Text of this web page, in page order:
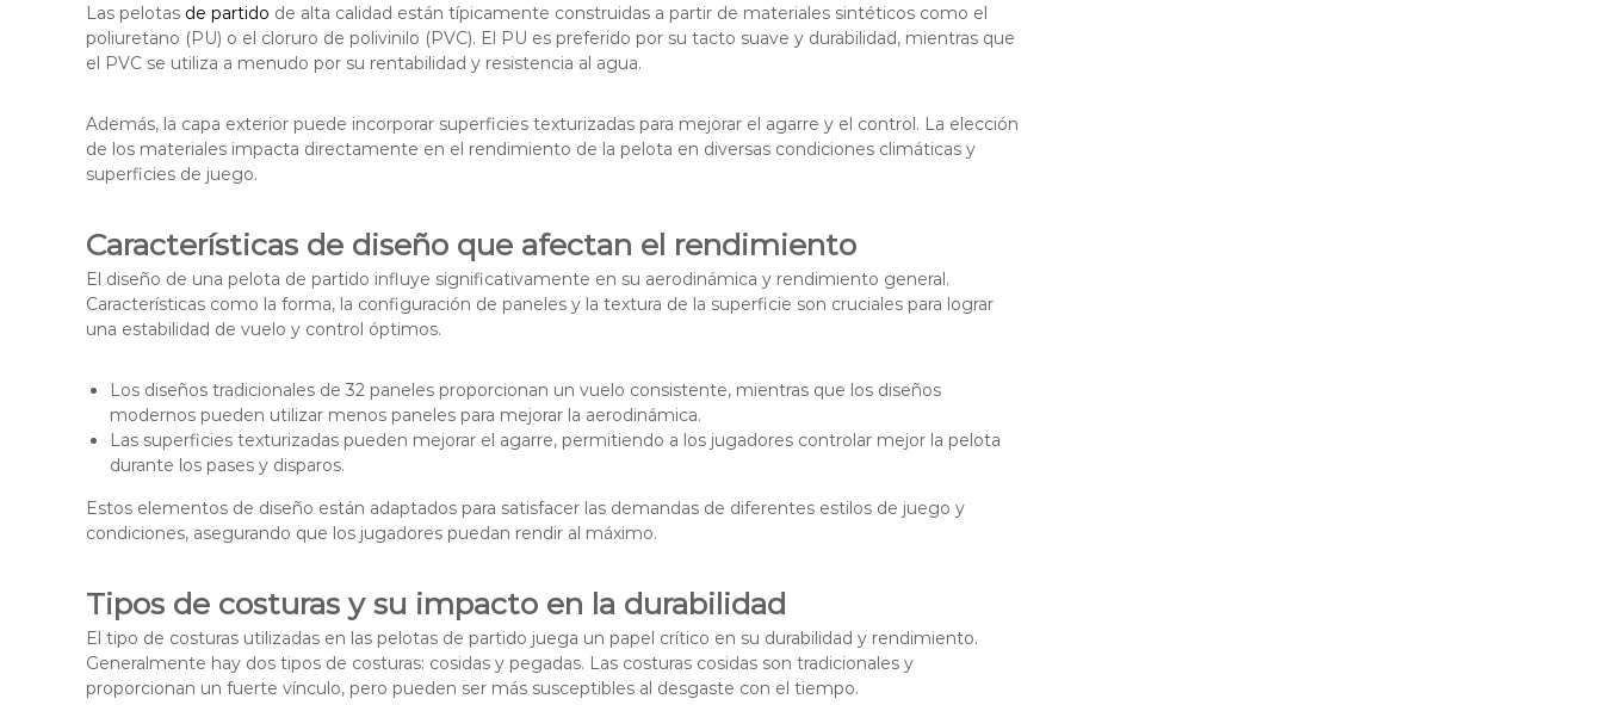
Las pelotas de partido de alta calidad están típicamente construidas a partir de materiales sintéticos como el
poliuretano (PU) o el cloruro de polivinilo (PVC). El PU es preferido por su tacto suave y durabilidad, mientras que
el PVC se utiliza a menudo por su rentabilidad y resistencia al agua.
Además, la capa exterior puede incorporar superficies texturizadas para mejorar el agarre y el control. La elección
de los materiales impacta directamente en el rendimiento de la pelota en diversas condiciones climáticas y
superficies de juego.
Características de diseño que afectan el rendimiento
El diseño de una pelota de partido influye significativamente en su aerodinámica y rendimiento general.
Características como la forma, la configuración de paneles y la textura de la superficie son cruciales para lograr
una estabilidad de vuelo y control óptimos.
Los diseños tradicionales de 32 paneles proporcionan un vuelo consistente, mientras que los diseños
modernos pueden utilizar menos paneles para mejorar la aerodinámica.
Las superficies texturizadas pueden mejorar el agarre, permitiendo a los jugadores controlar mejor la pelota
durante los pases y disparos.
Estos elementos de diseño están adaptados para satisfacer las demandas de diferentes estilos de juego y
condiciones, asegurando que los jugadores puedan rendir al máximo.
Tipos de costuras y su impacto en la durabilidad
El tipo de costuras utilizadas en las pelotas de partido juega un papel crítico en su durabilidad y rendimiento.
Generalmente hay dos tipos de costuras: cosidas y pegadas. Las costuras cosidas son tradicionales y
proporcionan un fuerte vínculo, pero pueden ser más susceptibles al desgaste con el tiempo.